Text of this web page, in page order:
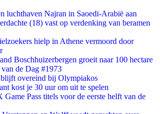
luchthaven Najran in Saoedi-Arabië aan
(18) vast op verdenking van beramen
hielp in Athene vermoord door
Boschhuizerbergen groeit naar 100 hectare
de Dag #1973
overeind bij Olympiakos
kost je 30 uur om uit te spelen
Pass titels voor de eerste helft van de